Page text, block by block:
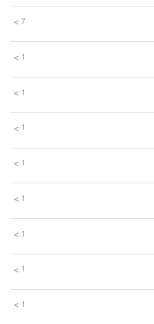
7
>
1
>
1
>
1
>
1
>
1
>
1
>
1
>
1
>